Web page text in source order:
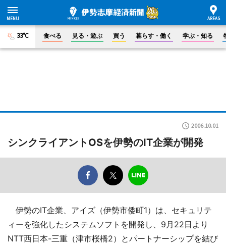
33°C 食べる 見る・遊ぶ 買う 暮らす・働く 学ぶ・知る
2006.10.01
シンクライアントOSを伊勢のIT企業が開発
伊勢のIT企業、アイズ（伊勢市倭町1）は、セキュリテ
ィーを強化したシステムソフトを開発し、9月22日より
NTT西日本-三重（津市桜橋2）とパートナーシップを結び